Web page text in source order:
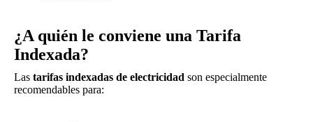
¿A quién le conviene una Tarifa
Indexada?
Las tarifas indexadas de electricidad son especialmente
recomendables para: